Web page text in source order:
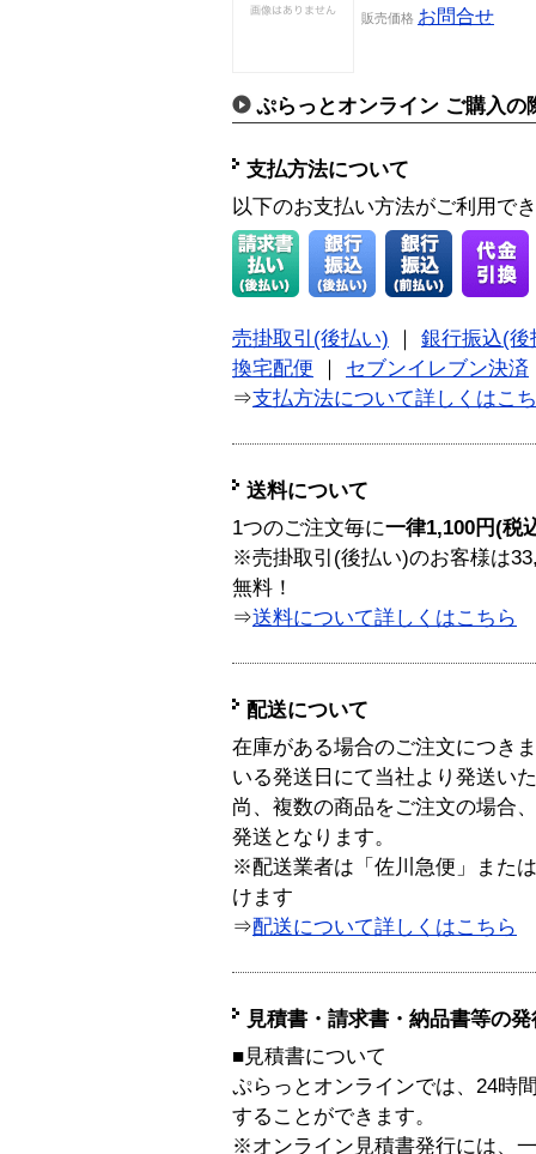
販売価格 お問合せ
ぷらっとオンライン ご購入の
支払方法について
以下のお支払い方法がご利用で
売掛取引(後払い)
銀行振込(後
換宅配便
セブンイレブン決済
⇒支払方法について詳しくはこ
送料について
1つのご注文毎に一律1,100円(税
※売掛取引(後払い)のお客様は
無料！
⇒送料について詳しくはこちら
配送について
在庫がある場合のご注文につき
いる発送日にて当社より発送い
尚、複数の商品をご注文の場合
発送となります。
※配送業者は「佐川急便」また
けます
⇒配送について詳しくはこちら
見積書・請求書・納品書等の
■見積書について
ぷらっとオンラインでは、24時
することができます。
※オンライン見積書発行には、